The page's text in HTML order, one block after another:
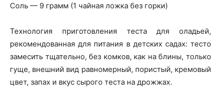
Соль — 9 грамм (1 чайная ложка без горки)
Технология приготовления теста для оладьей,
рекомендованная для питания в детских садах: тесто
замесить тщательно, без комков, как на блины, только
гуще, внешний вид равномерный, пористый, кремовый
цвет, запах и вкус сырого теста на дрожжах.